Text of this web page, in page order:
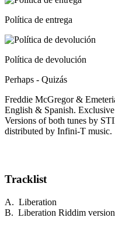
Política de entrega
Política de devolución
Perhaps - Quizás
Freddie McGregor &
English & Spanish.
Versions of both tunes by
distributed by Infini-T music.
Tracklist
A. Liberation
B. Liberation Riddim version